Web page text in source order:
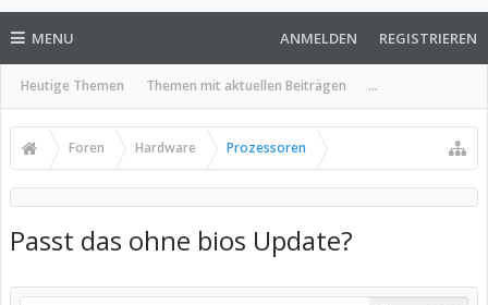
MENU
Heutige Themen Themen mit aktuellen Beiträgen ...
ANMELDEN REGISTRIEREN
Foren Hardware Prozessoren
Passt das ohne bios Update?